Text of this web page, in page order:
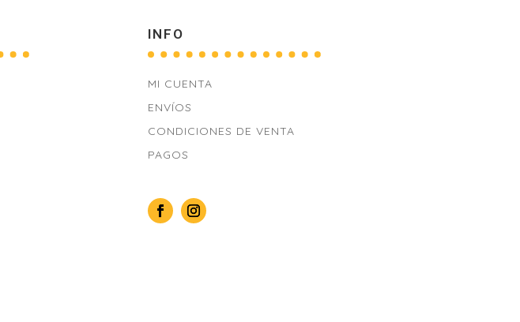
INFO
MI CUENTA
ENVÍOS
CONDICIONES DE VENTA
PAGOS